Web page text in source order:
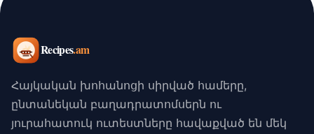
Հայկական խոհանոցի սիրված համերը,
ընտանեկան բաղադրատոմսերն ու
յուրահատուկ ուտեստները հավաքված են մեկ